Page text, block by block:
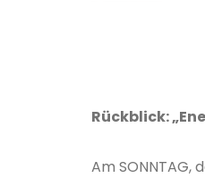
Rückblick:
Am SONNTAG,